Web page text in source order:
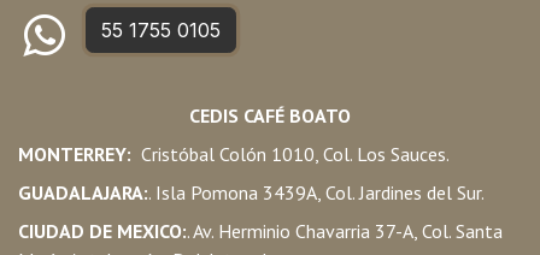
55 1755 0105
CEDIS CAFÉ BOATO
MONTERREY: Cristóbal Colón 1010, Col. Los Sauces.
GUADALAJARA:. Isla Pomona 3439A, Col. Jardines del Sur.
CIUDAD DE MEXICO:. Av. Herminio Chavarria 37-A, Col. Santa